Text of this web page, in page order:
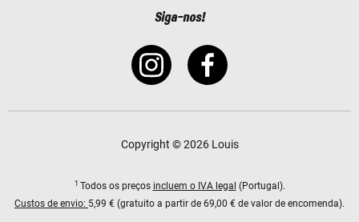
Siga-nos!
Copyright © 2026 Louis
1 Todos os preços incluem o IVA legal (Portugal).
Custos de envio: 5,99 € (gratuito a partir de 69,00 € de valor de encomenda).